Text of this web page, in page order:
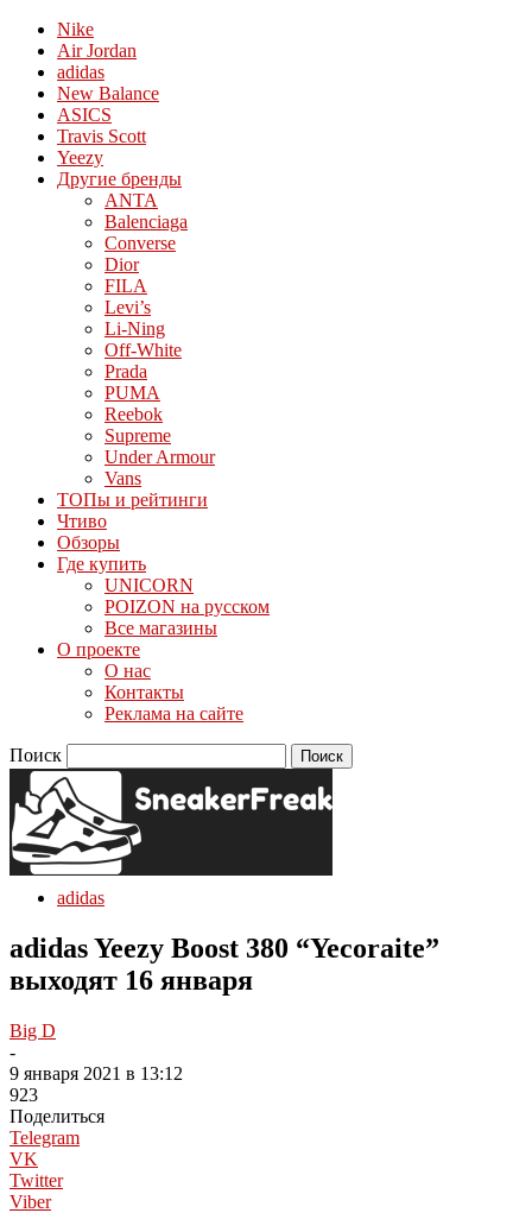
Nike
Air Jordan
adidas
New Balance
ASICS
Travis Scott
Yeezy
Другие бренды
ANTA
Balenciaga
Converse
Dior
FILA
Levi’s
Li-Ning
Off-White
Prada
PUMA
Reebok
Supreme
Under Armour
Vans
ТОПы и рейтинги
Чтиво
Обзоры
Где купить
UNICORN
POIZON на русском
Все магазины
О проекте
О нас
Контакты
Реклама на сайте
Поиск
adidas
adidas Yeezy Boost 380 “Yecoraite”
выходят 16 января
Big D
-
9 января 2021 в 13:12
923
Поделиться
Telegram
VK
Twitter
Viber